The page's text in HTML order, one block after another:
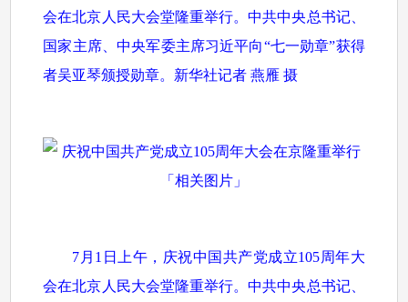
会在北京人民大会堂隆重举行。中共中央总书记、
国家主席、中央军委主席习近平向“七一勋章”获得
者吴亚琴颁授勋章。新华社记者 燕雁 摄
7月1日上午，庆祝中国共产党成立105周年大
会在北京人民大会堂隆重举行。中共中央总书记、